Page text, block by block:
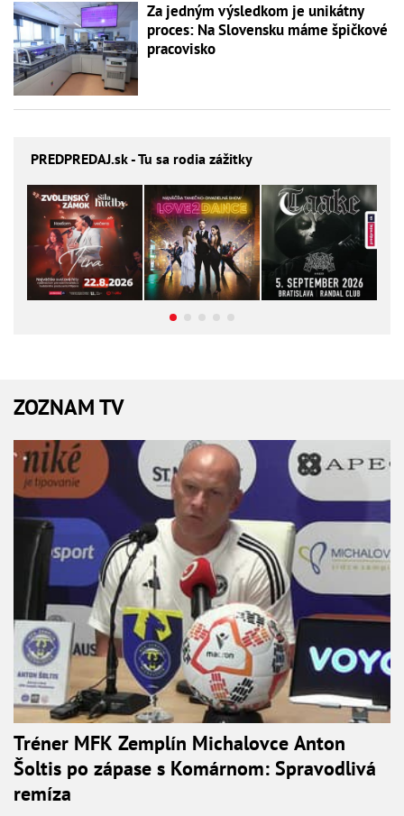
Za jedným výsledkom je unikátny
proces: Na Slovensku máme špičkové
pracovisko
PREDPREDAJ.sk - Tu sa rodia zážitky
ZOZNAM TV
Tréner MFK Zemplín Michalovce Anton
Šoltis po zápase s Komárnom: Spravodlivá
remíza